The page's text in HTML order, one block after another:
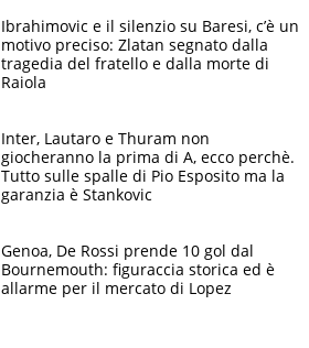
Ibrahimovic e il silenzio su Baresi, c’è un
motivo preciso: Zlatan segnato dalla
tragedia del fratello e dalla morte di
Raiola
Inter, Lautaro e Thuram non
giocheranno la prima di A, ecco perchè.
Tutto sulle spalle di Pio Esposito ma la
garanzia è Stankovic
Genoa, De Rossi prende 10 gol dal
Bournemouth: figuraccia storica ed è
allarme per il mercato di Lopez